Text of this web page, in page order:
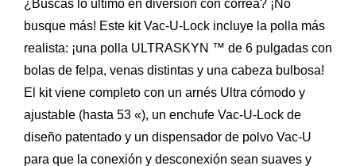
¿Buscas lo último en diversión con correa? ¡No
busque más! Este kit Vac-U-Lock incluye la polla más
realista: ¡una polla ULTRASKYN ™ de 6 pulgadas con
bolas de felpa, venas distintas y una cabeza bulbosa!
El kit viene completo con un arnés Ultra cómodo y
ajustable (hasta 53 «), un enchufe Vac-U-Lock de
diseño patentado y un dispensador de polvo Vac-U
para que la conexión y desconexión sean suaves y